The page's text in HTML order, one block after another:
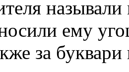
ему
за